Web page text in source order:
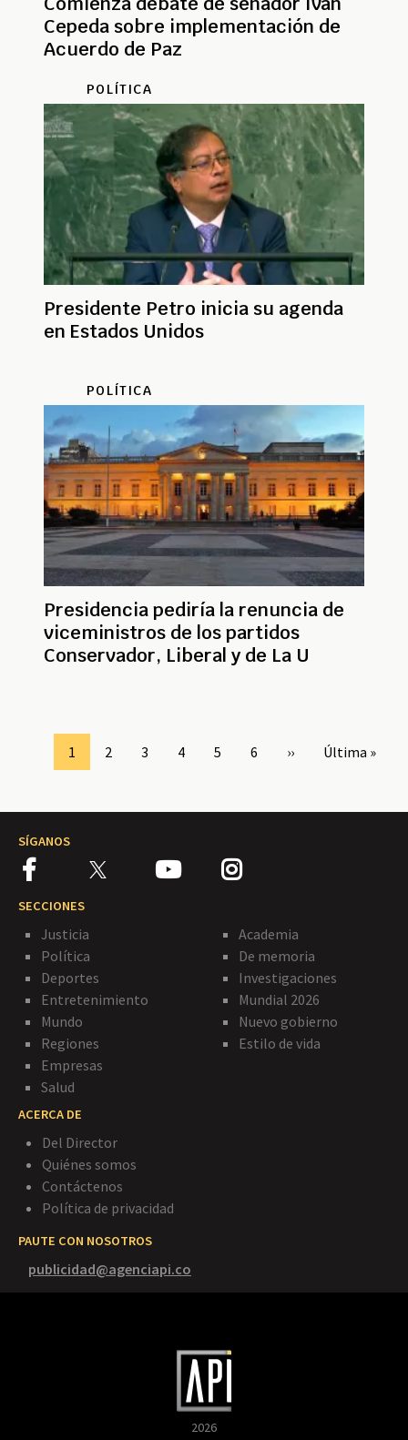
Cepeda sobre implementación de
Acuerdo de Paz
POLÍTICA
Presidente Petro inicia su agenda
en Estados Unidos
POLÍTICA
Presidencia pediría la renuncia de
viceministros de los partidos
Conservador, Liberal y de La U
Page
1 Page
2 Page
3 Page
4 Page
5 Page
6
Siguiente
››
Última
Última »
SÍGANOS
SECCIONES
Justicia
Política
Deportes
Entretenimiento
Mundo
Regiones
Empresas
Salud
Academia
De memoria
Investigaciones
Mundial 2026
Nuevo gobierno
Estilo de vida
ACERCA DE
Del Director
Quiénes somos
Contáctenos
Política de privacidad
PAUTE CON NOSOTROS
publicidad@agenciapi.co
2026